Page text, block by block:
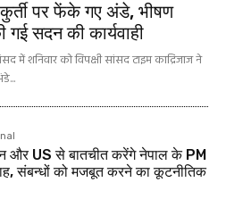
पर फेंके गए अंडे, भीषण
सदन की कार्यवाही
शनिवार को विपक्षी सांसद टाइम काद्रिजाज ने
और US से बातचीत करेंगे नेपाल के PM
संबन्धों को मजबूत करने का कूटनीतिक